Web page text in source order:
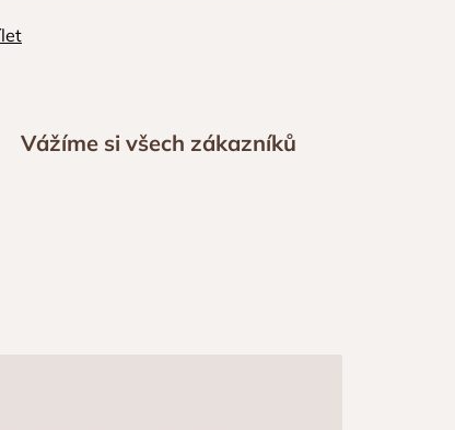
Vážíme si všech zákazníků